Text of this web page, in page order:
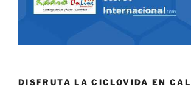
DISFRUTA LA CICLOVIDA EN